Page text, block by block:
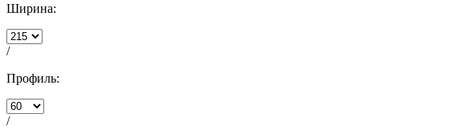
Ширина:
/
Профиль:
/